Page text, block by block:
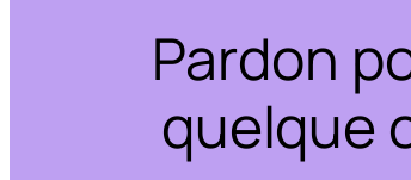
Pardon
quelque